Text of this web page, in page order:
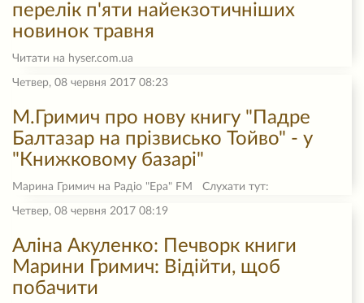
перелік п'яти найекзотичніших
новинок травня
Читати на hyser.com.ua
Четвер, 08 червня 2017 08:23
М.Гримич про нову книгу "Падре
Балтазар на прізвисько Тойво" - у
"Книжковому базарі"
Марина Гримич на Радіо "Ера" FM Слухати тут:
Четвер, 08 червня 2017 08:19
Аліна Акуленко: Печворк книги
Марини Гримич: Відійти, щоб
побачити